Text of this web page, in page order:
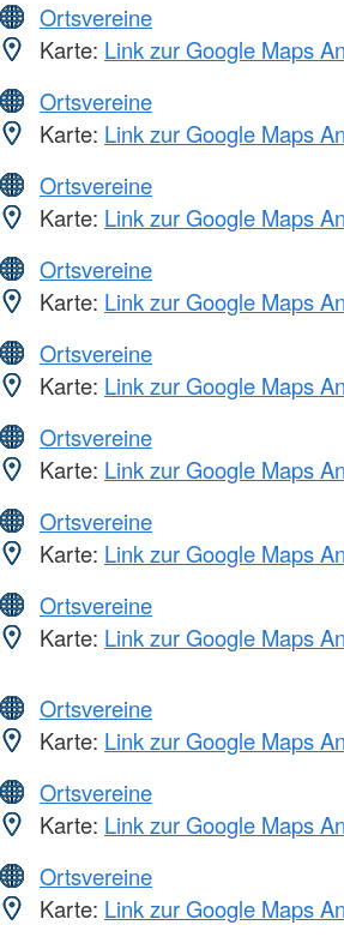
Ortsvereine
Karte: Link zur Google Maps
Ortsvereine
Karte: Link zur Google Maps
Ortsvereine
Karte: Link zur Google Maps
Ortsvereine
Karte: Link zur Google Maps
Ortsvereine
Karte: Link zur Google Maps
Ortsvereine
Karte: Link zur Google Maps
Ortsvereine
Karte: Link zur Google Maps
Ortsvereine
Karte: Link zur Google Maps
Ortsvereine
Karte: Link zur Google Maps
Ortsvereine
Karte: Link zur Google Maps
Ortsvereine
Karte: Link zur Google Maps